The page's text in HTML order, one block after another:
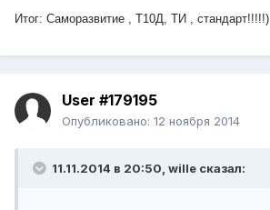
Итог: Саморазвитие , Т10Д, ТИ , стандарт!!!!!)
User #179195
Опубликовано: 12 ноября 2014
11.11.2014 в 20:50, wille сказал: